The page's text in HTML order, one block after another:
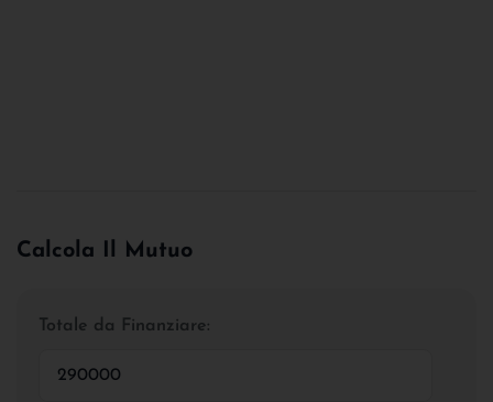
Calcola Il Mutuo
Totale da Finanziare: